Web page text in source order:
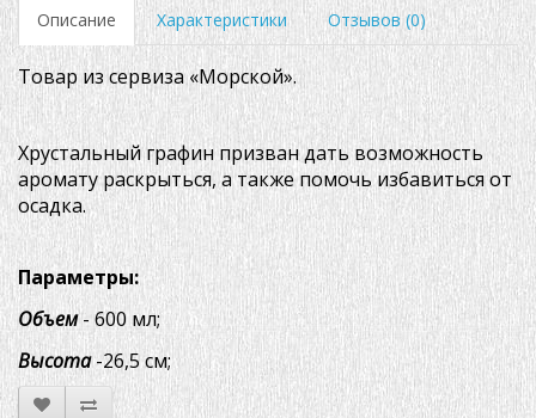
Описание Характеристики Отзывов (0)
Товар из сервиза «Морской».
Хрустальный графин призван дать возможность
аромату раскрыться, а также помочь избавиться от
осадка.
Параметры:
Объем- 600 мл;
Высота-26,5 см;